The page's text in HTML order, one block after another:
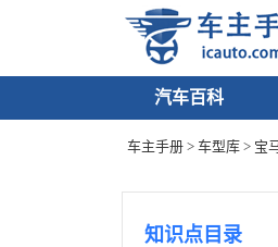
汽车百科
车主手册 > 车型库 > 宝
知识点目录